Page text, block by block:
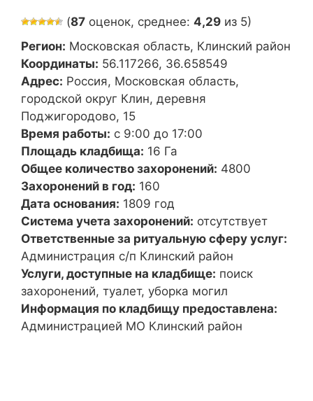
(87 оценок, среднее: 4,29 из 5)
Регион: Московская область, Клинский район
Координаты: 56.117266, 36.658549
Адрес: Россия, Московская область,
городской округ Клин, деревня
Поджигородово, 15
Время работы: с 9:00 до 17:00
Площадь кладбища: 16 Га
Общее количество захоронений: 4800
Захоронений в год: 160
Дата основания: 1809 год
Система учета захоронений: отсутствует
Ответственные за ритуальную сферу услуг:
Администрация с/п Клинский район
Услуги, доступные на кладбище: поиск
захоронений, туалет, уборка могил
Информация по кладбищу предоставлена:
Администрацией МО Клинский район